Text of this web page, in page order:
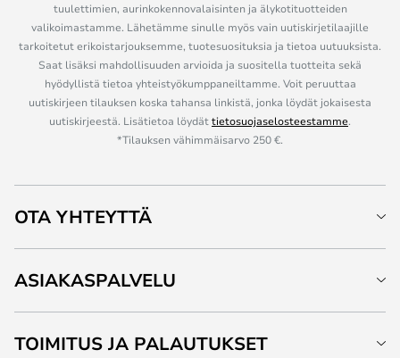
tuulettimien, aurinkokennovalaisinten ja älykotituotteiden
valikoimastamme. Lähetämme sinulle myös vain uutiskirjetilaajille
tarkoitetut erikoistarjouksemme, tuotesuosituksia ja tietoa uutuuksista.
Saat lisäksi mahdollisuuden arvioida ja suositella tuotteita sekä
hyödyllistä tietoa yhteistyökumppaneiltamme. Voit peruuttaa
uutiskirjeen tilauksen koska tahansa linkistä, jonka löydät jokaisesta
uutiskirjeestä. Lisätietoa löydättietosuojaselosteestamme.
*Tilauksen vähimmäisarvo 250 €.
OTA YHTEYTTÄ
ASIAKASPALVELU
TOIMITUS JA PALAUTUKSET